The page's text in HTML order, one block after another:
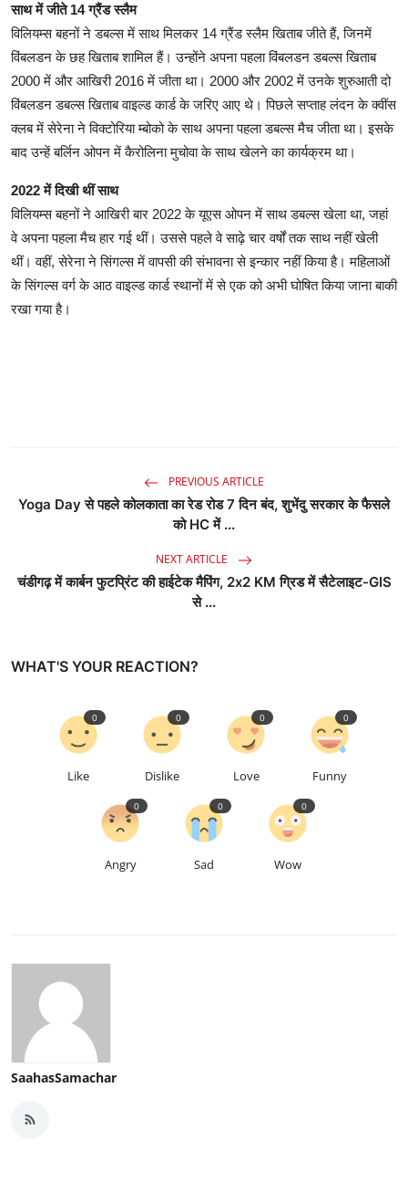
साथ में जीते 14 ग्रैंड स्लैम
विलियम्स बहनों ने डबल्स में साथ मिलकर 14 ग्रैंड स्लैम खिताब जीते हैं, जिनमें
विंबलडन के छह खिताब शामिल हैं। उन्होंने अपना पहला विंबलडन डबल्स खिताब
2000 में और आखिरी 2016 में जीता था। 2000 और 2002 में उनके शुरुआती दो
विंबलडन डबल्स खिताब वाइल्ड कार्ड के जरिए आए थे। पिछले सप्ताह लंदन के क्वींस
क्लब में सेरेना ने विक्टोरिया म्बोको के साथ अपना पहला डबल्स मैच जीता था। इसके
बाद उन्हें बर्लिन ओपन में कैरोलिना मुचोवा के साथ खेलने का कार्यक्रम था।
2022 में दिखी थीं साथ
विलियम्स बहनों ने आखिरी बार 2022 के यूएस ओपन में साथ डबल्स खेला था, जहां
वे अपना पहला मैच हार गई थीं। उससे पहले वे साढ़े चार वर्षों तक साथ नहीं खेली
थीं। वहीं, सेरेना ने सिंगल्स में वापसी की संभावना से इन्कार नहीं किया है। महिलाओं
के सिंगल्स वर्ग के आठ वाइल्ड कार्ड स्थानों में से एक को अभी घोषित किया जाना बाकी
रखा गया है।
PREVIOUS ARTICLE
Yoga Day से पहले कोलकाता का रेड रोड 7 दिन बंद, शुभेंदु सरकार के फैसले
को HC में ...
NEXT ARTICLE
चंडीगढ़ में कार्बन फुटप्रिंट की हाईटेक मैपिंग, 2x2 KM ग्रिड में सैटेलाइट-GIS
से ...
WHAT'S YOUR REACTION?
Like
0
Dislike
0
Love
0
Funny
0
Angry
0
Sad
0
Wow
0
SaahasSamachar